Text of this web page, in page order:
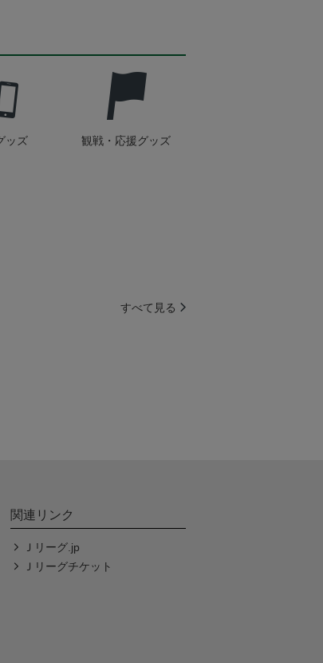
ッズ 観戦・応援グッズ
すべて見る
関連リンク
Ｊリーグ.jp
Ｊリーグチケット